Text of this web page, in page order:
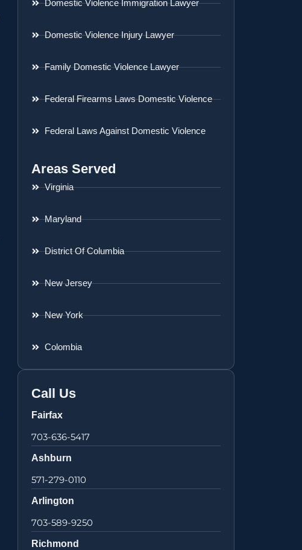
Domestic Violence Immigration Lawyer
Domestic Violence Injury Lawyer
Family Domestic Violence Lawyer
Federal Firearms Laws Domestic Violence
Federal Laws Against Domestic Violence
Areas Served
Virginia
Maryland
District Of Columbia
New Jersey
New York
Colombia
Call Us
Fairfax
703-636-5417
Ashburn
571-279-0110
Arlington
703-589-9250
Richmond